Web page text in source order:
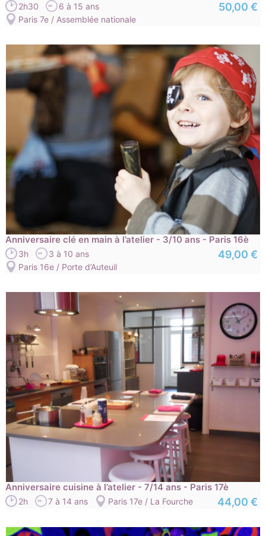
2h30
6 à 15 ans
Paris 7e / Assemblée nationale
50,00 €
Anniversaire clé en main à l’atelier - 3/10 ans - Paris 16è
3h
3 à 10 ans
Paris 16e / Porte d’Auteuil
49,00 €
Anniversaire cuisine à l’atelier - 7/14 ans - Paris 17è
2h 7 à 14 ans Paris 17e / La Fourche 44,00 €